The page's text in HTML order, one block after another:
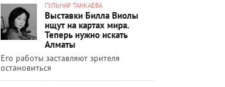
ГУЛЬНАР ТАНКАЕВА
Выставки Билла Виолы
ищут на картах мира.
Теперь нужно искать
Алматы
Его работы заставляют зрителя
остановиться